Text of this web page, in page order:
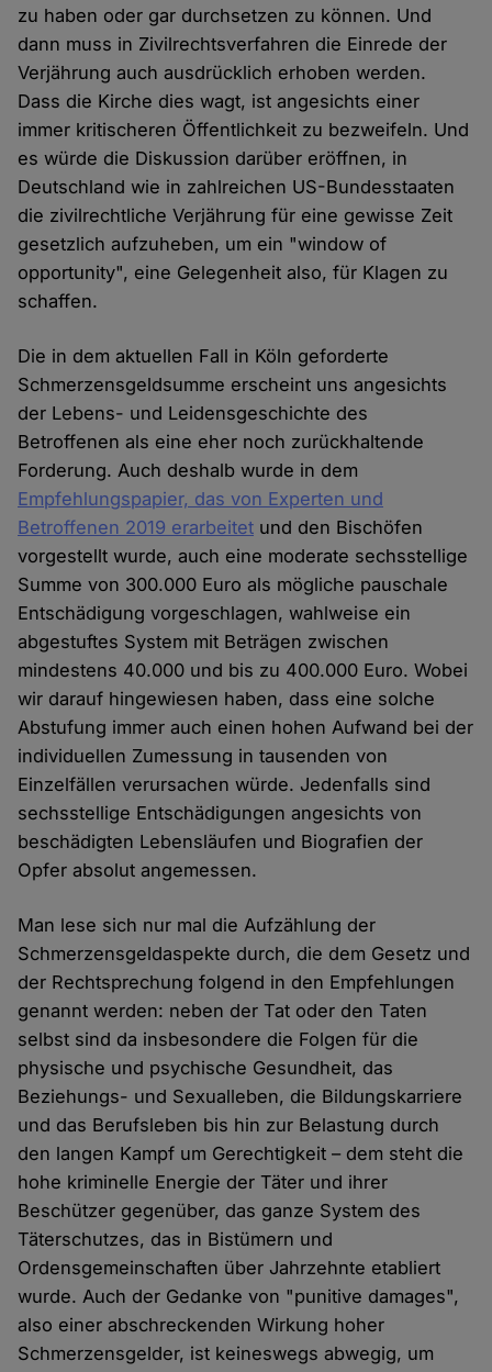
zu haben oder gar durchsetzen zu können. Und
dann muss in Zivilrechtsverfahren die Einrede der
Verjährung auch ausdrücklich erhoben werden.
Dass die Kirche dies wagt, ist angesichts einer
immer kritischeren Öffentlichkeit zu bezweifeln. Und
es würde die Diskussion darüber eröffnen, in
Deutschland wie in zahlreichen US-Bundesstaaten
die zivilrechtliche Verjährung für eine gewisse Zeit
gesetzlich aufzuheben, um ein "window of
opportunity", eine Gelegenheit also, für Klagen zu
schaffen.
Die in dem aktuellen Fall in Köln geforderte
Schmerzensgeldsumme erscheint uns angesichts
der Lebens- und Leidensgeschichte des
Betroffenen als eine eher noch zurückhaltende
Forderung. Auch deshalb wurde in dem
Empfehlungspapier, das von Experten und
Betroffenen 2019 erarbeitet und den Bischöfen
vorgestellt wurde, auch eine moderate sechsstellige
Summe von 300.000 Euro als mögliche pauschale
Entschädigung vorgeschlagen, wahlweise ein
abgestuftes System mit Beträgen zwischen
mindestens 40.000 und bis zu 400.000 Euro. Wobei
wir darauf hingewiesen haben, dass eine solche
Abstufung immer auch einen hohen Aufwand bei der
individuellen Zumessung in tausenden von
Einzelfällen verursachen würde. Jedenfalls sind
sechsstellige Entschädigungen angesichts von
beschädigten Lebensläufen und Biografien der
Opfer absolut angemessen.
Man lese sich nur mal die Aufzählung der
Schmerzensgeldaspekte durch, die dem Gesetz und
der Rechtsprechung folgend in den Empfehlungen
genannt werden: neben der Tat oder den Taten
selbst sind da insbesondere die Folgen für die
physische und psychische Gesundheit, das
Beziehungs- und Sexualleben, die Bildungskarriere
und das Berufsleben bis hin zur Belastung durch
den langen Kampf um Gerechtigkeit – dem steht die
hohe kriminelle Energie der Täter und ihrer
Beschützer gegenüber, das ganze System des
Täterschutzes, das in Bistümern und
Ordensgemeinschaften über Jahrzehnte etabliert
wurde. Auch der Gedanke von "punitive damages",
also einer abschreckenden Wirkung hoher
Schmerzensgelder, ist keineswegs abwegig, um